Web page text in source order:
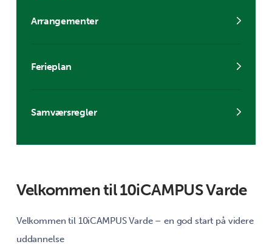
Arrangementer
Ferieplan
Samværsregler
Velkommen til 10iCAMPUS Varde
Velkommen til 10iCAMPUS Varde – en god start på videre
uddannelse